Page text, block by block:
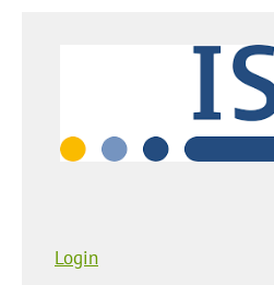
Login